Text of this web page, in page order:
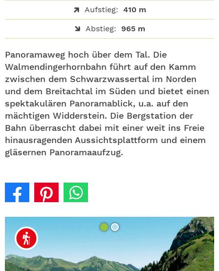
Aufstieg: 410 m
Abstieg: 965 m
Panoramaweg hoch über dem Tal. Die
Walmendingerhornbahn führt auf den Kamm
zwischen dem Schwarzwassertal im Norden
und dem Breitachtal im Süden und bietet einen
spektakulären Panoramablick, u.a. auf den
mächtigen Widderstein. Die Bergstation der
Bahn überrascht dabei mit einer weit ins Freie
hinausragenden Aussichtsplattform und einem
gläsernen Panoramaaufzug.